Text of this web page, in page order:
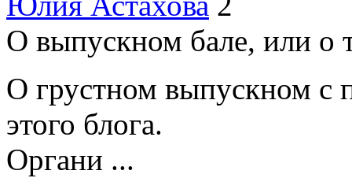
О выпускном бале, или о
О грустном выпускном с
этого блога.
Органи ...